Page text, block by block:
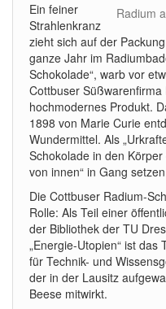
Radium
Ein feiner
Strahlenkranz
zieht sich auf der
ganze Jahr im
Schokolade“, warb vor
Cottbuser
hochmodernes Produkt.
1898 von Marie Curie
Wundermittel. Als
Schokolade in den
von innen“ in Gang
Die Cottbuser Radium-
Rolle: Als Teil einer
der Bibliothek der TU
„Energie-Utopien“ ist
für Technik- und
der in der Lausitz
Beese mitwirkt.